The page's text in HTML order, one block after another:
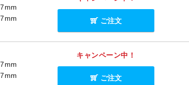
ご注文
キャンペーン中！
ご注文